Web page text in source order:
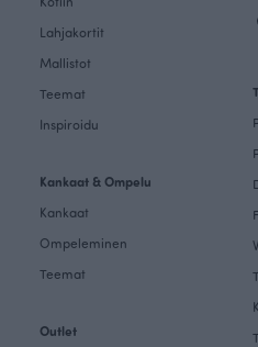
Lahjakortit
Mallistot
Teemat
Inspiroidu
Kankaat & Ompelu
Kankaat
Ompeleminen
Teemat
Outlet